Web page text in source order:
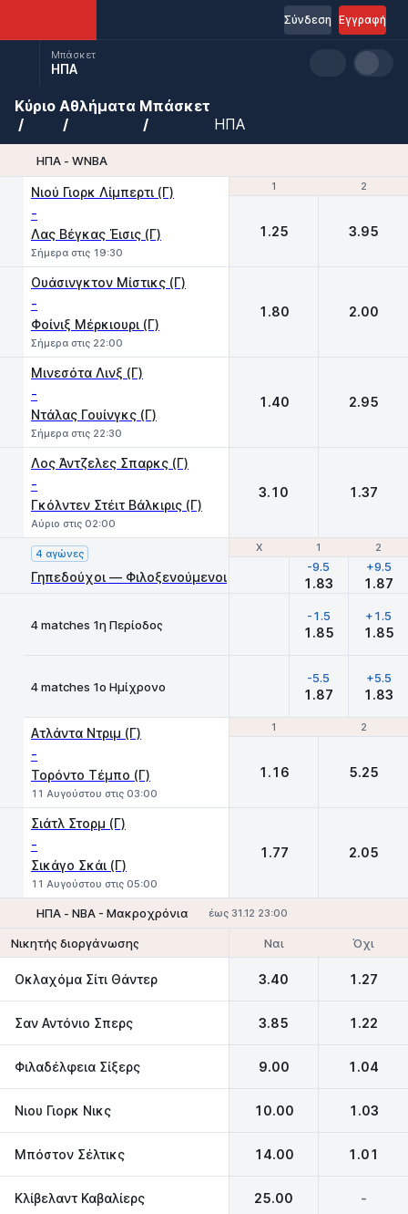
Εγγραφή
Σύνδεση
Μπάσκετ
ΗΠΑ
Κύριο Αθλήματα Μπάσκετ
ΗΠΑ
ΗΠΑ - WNBA
1 2
Νιού Γιορκ Λίμπερτι (Γ)
-
Λας Βέγκας Έισις (Γ)
Σήμερα στις 19:30
1 2
1.25 3.95
Ουάσινγκτον Μίστικς (Γ)
-
Φοίνιξ Μέρκιουρι (Γ)
Σήμερα στις 22:00
1.80 2.00
Μινεσότα Λινξ (Γ)
-
Ντάλας Γουίνγκς (Γ)
Σήμερα στις 22:30
1.40 2.95
Λος Άντζελες Σπαρκς (Γ)
-
Γκόλντεν Στέιτ Βάλκιρις (Γ)
Αύριο στις 02:00
3.10 1.37
Χ 1 2
4 αγώνες
Γηπεδούχοι — Φιλοξενούμενοι
Χ 1 2
-9.5
1.83
+9.5
1.87
4 matches 1η Περίοδος
-1.5
1.85
+1.5
1.85
4 matches 1ο Ημίχρονο
-5.5
1.87
+5.5
1.83
1 2
Ατλάντα Ντριμ (Γ)
-
Τορόντο Τέμπο (Γ)
11 Αυγούστου στις 03:00
1 2
1.16 5.25
Σιάτλ Στορμ (Γ)
-
Σικάγο Σκάι (Γ)
11 Αυγούστου στις 05:00
1.77 2.05
ΗΠΑ - NBA - Μακροχρόνια έως 31.12 23:00
Νικητής διοργάνωσης Ναι Όχι
Οκλαχόμα Σίτι Θάντερ 3.40 1.27
Σαν Αντόνιο Σπερς 3.85 1.22
Φιλαδέλφεια Σίξερς 9.00 1.04
Νιου Γιορκ Νικς 10.00 1.03
Μπόστον Σέλτικς 14.00 1.01
Κλίβελαντ Καβαλίερς 25.00 -